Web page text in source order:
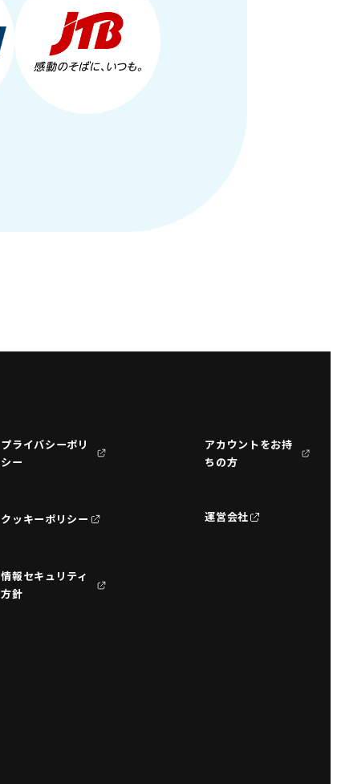
プライバシーポリ
シー
クッキーポリシー
情報セキュリティ
方針
アカウントをお持
ちの方
運営会社